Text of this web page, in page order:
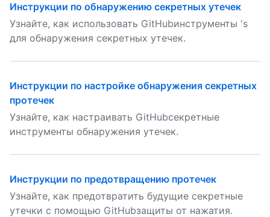
Инструкции по обнаружению секретных утечек
Узнайте, как использовать GitHubинструменты 's
для обнаружения секретных утечек.
Инструкции по настройке обнаружения секретных
протечек
Узнайте, как настраивать GitHubсекретные
инструменты обнаружения утечек.
Инструкции по предотвращению протечек
Узнайте, как предотвратить будущие секретные
утечки с помощью GitHubзащиты от нажатия.